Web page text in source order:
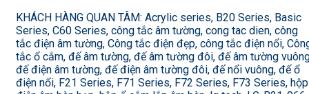
KHÁCH HÀNG QUAN TÂM: Acrylic series, B20 Series, Basic
Series, C60 Series, công tắc âm tường, cong tac dien, công
tắc điện âm tường, Công tắc điện đẹp, công tắc điện nổi,
tắc ổ cắm, đế âm tường, đế âm tường đôi, đế âm tường
đế điện âm tường, đế điện âm tường đôi, đế nổi vuông, đế ổ
điện nổi, F21 Series, F71 Series, F72 Series, F73 Series, hộp